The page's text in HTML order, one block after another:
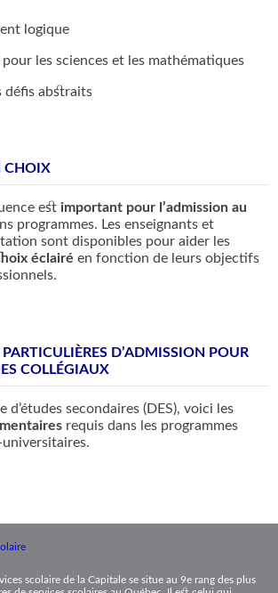
logique
les sciences et les mathématiques
défis abstraits
CHOIX
est important pour l’admission au
programmes. Les enseignants et
sont disponibles pour aider les
éclairé en fonction de leurs objectifs
D’ADMISSION POUR
COLLÉGIAUX
d’études secondaires (DES), voici les
requis dans les programmes
scolaire de la Capitale se situe au 9e rang des plus